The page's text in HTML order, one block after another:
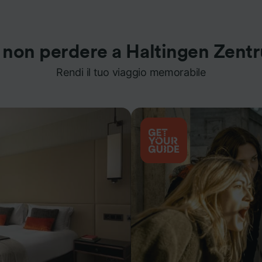
non perdere a Haltingen
Rendi il tuo viaggio memorabile